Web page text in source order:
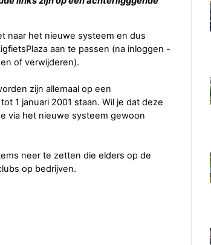
naar het nieuwe systeem en dus
aan te passen (na inloggen -
of verwijderen).
zijn allemaal op een
1 januari 2001 staan. Wil je dat deze
via het nieuwe systeem gewoon
neer te zetten die elders op de
op bedrijven.